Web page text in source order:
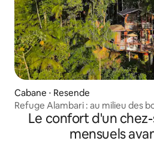
Cabane ⋅ Resende
Refuge Alambari : au milieu des
Le confort d'un
mensuels